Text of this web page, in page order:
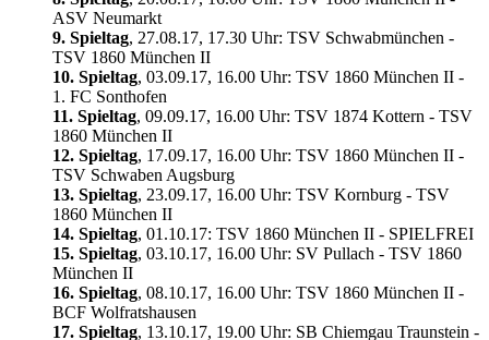
ASV Neumarkt
9. Spieltag, 27.08.17, 17.30 Uhr: TSV Schwabmünchen -
TSV 1860 München II
10. Spieltag, 03.09.17, 16.00 Uhr: TSV 1860 München II -
1. FC Sonthofen
11. Spieltag, 09.09.17, 16.00 Uhr: TSV 1874 Kottern - TSV
1860 München II
12. Spieltag, 17.09.17, 16.00 Uhr: TSV 1860 München II -
TSV Schwaben Augsburg
13. Spieltag, 23.09.17, 16.00 Uhr: TSV Kornburg - TSV
1860 München II
14. Spieltag, 01.10.17: TSV 1860 München II - SPIELFREI
15. Spieltag, 03.10.17, 16.00 Uhr: SV Pullach - TSV 1860
München II
16. Spieltag, 08.10.17, 16.00 Uhr: TSV 1860 München II -
BCF Wolfratshausen
17. Spieltag, 13.10.17, 19.00 Uhr: SB Chiemgau Traunstein -